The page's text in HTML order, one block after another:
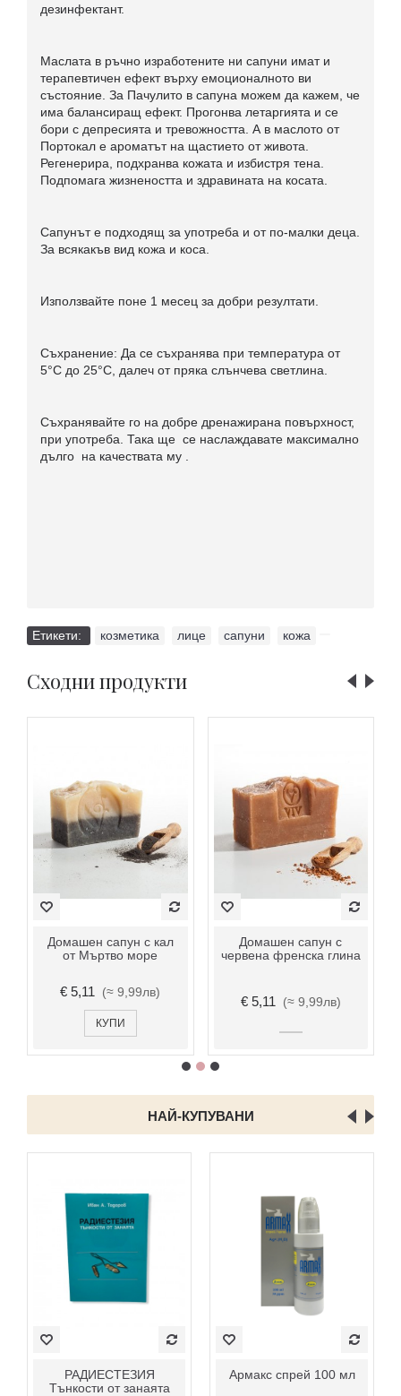
дезинфектант.
Маслата в ръчно изработените ни сапуни имат и
терапевтичен ефект върху емоционалното ви
състояние. За Пачулито в сапуна можем да кажем, че
има балансиращ ефект. Прогонва летаргията и се
бори с депресията и тревожността. А в маслото от
Портокал е ароматът на щастието от живота.
Регенерира, подхранва кожата и избистря тена.
Подпомага жизнеността и здравината на косата.
Сапунът е подходящ за употреба и от по-малки деца.
За всякакъв вид кожа и коса.
Използвайте поне 1 месец за добри резултати.
Съхранение: Да се съхранява при температура от
5°С до 25°С, далеч от пряка слънчева светлина.
Съхранявайте го на добре дренажирана повърхност,
при употреба. Така ще се наслаждавате максимално
дълго на качествата му .
Етикети: козметика лице сапуни кожа
Сходни продукти
Домашен сапун с кал
от Мъртво море
€ 5,11 (≈ 9,99лв)
КУПИ
Домашен сапун с
червена френска глина
€ 5,11 (≈ 9,99лв)
НАЙ-КУПУВАНИ
РАДИЕСТЕЗИЯ
Тънкости от занаята
Армакс спрей 100 мл